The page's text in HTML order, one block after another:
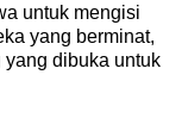
untuk mengisi
yang berminat,
dibuka untuk